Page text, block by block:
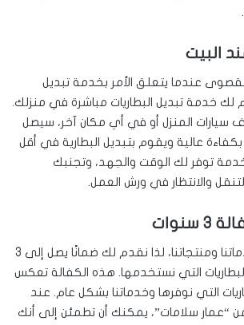
البيت
القصوى عندما يتعلق الأمر بخدمة تبديل
لك خدمة تبديل البطاريات مباشرة في منزلك.
المنزل أو في أي مكان آخر، سيصل
بكفاءة عالية ويقوم بتبديل البطارية في أقل
توفر لك الوقت والجهد، وتجنبك
والانتظار في ورش العمل.
نحن نؤمن بجودة خدماتنا ومنتجاتنا، لذا نقدم لك ضمانًا يصل إلى 3
التي نستخدمها. هذه الكفالة تعكس
التي نوفرها وخدماتنا بشكل عام. عند
من “عمار سلامات”، يمكنك أن تطمئن إلى أنك